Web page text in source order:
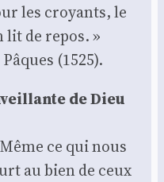
les croyants, le
lit de repos. »
(1525).
de Dieu
ce qui nous
au bien de ceux